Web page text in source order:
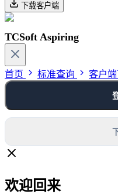
下载客户端
TCSoft Aspiring
首页 标准查询 客户
欢迎回来